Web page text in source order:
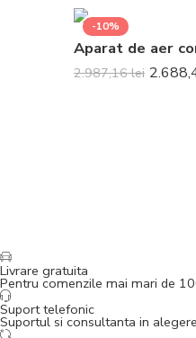
-10%
2.987,16lei
Livrare gratuita
Pentru comenzile mai mari de
Suport telefonic
Suportul si consultanta in